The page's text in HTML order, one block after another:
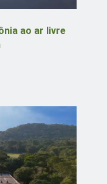
ao ar livre